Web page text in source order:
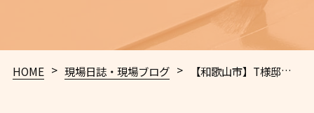
HOME > 現場日誌・現場ブログ > 【和歌山市】T様邸 足場着工致しました！！【紀の川市】U様邸 足場解体致しました！！【和歌山市】T様 T様 O様【紀の川市】 H様 【岩出市】F様 【橋本市】S様 現場報告 和歌山市 外壁塗装 屋根塗装 専門店 エースペイント